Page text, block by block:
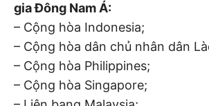
gia Đông Nam Á:
– Cộng hòa Indonesia;
– Cộng hòa dân chủ nhân dân
– Cộng hòa Philippines;
– Cộng hòa Singapore;